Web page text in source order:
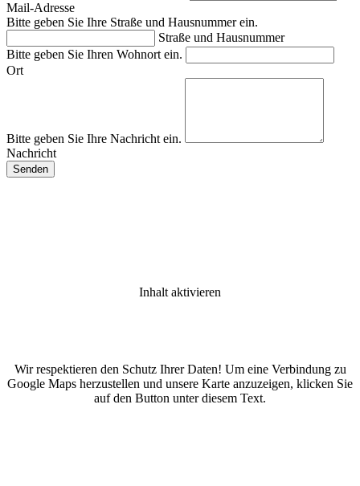
Mail-Adresse
Bitte geben Sie Ihre Straße und Hausnummer ein.
Straße und Hausnummer
Bitte geben Sie Ihren Wohnort ein.
Ort
Bitte geben Sie Ihre Nachricht ein.
Nachricht
Wir respektieren den Schutz Ihrer Daten! Um eine Verbindung zu
Google Maps herzustellen und unsere Karte anzuzeigen, klicken Sie
auf den Button unter diesem Text.
Inhalt aktivieren